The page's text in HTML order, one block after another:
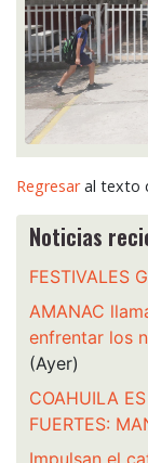
Regresaral texto
Noticias
FESTIVALES
AMANAC
enfrentar los
(Ayer)
COAHUILA
FUERTES: